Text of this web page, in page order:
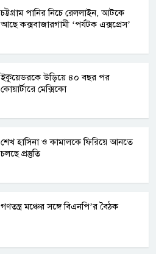
চট্টগ্রাম পানির নিচে রেললাইন, আটকে
আছে কক্সবাজারগামী ‘পর্যটক এক্সপ্রেস’
ইকুয়েডরকে উড়িয়ে ৪০ বছর পর
কোয়ার্টারে মেক্সিকো
শেখ হাসিনা ও কামালকে ফিরিয়ে আনতে
চলছে প্রস্তুতি
গণতন্ত্র মঞ্চের সঙ্গে বিএনপি’র বৈঠক